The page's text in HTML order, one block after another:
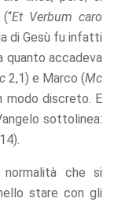
Et Verbum caro
di Gesù fu infatti
quanto accadeva
2,1) e Marco (Mc
modo discreto. E
sottolinea:
che si
stare con gli